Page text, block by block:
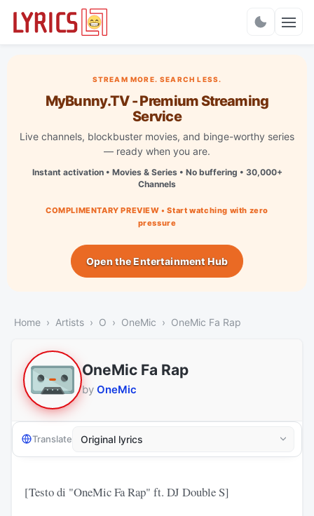
STREAM MORE. SEARCH LESS.
MyBunny.TV - Premium Streaming
Service
Live channels, blockbuster movies, and binge-worthy series
— ready when you are.
Instant activation • Movies & Series • No buffering • 30,000+
Channels
COMPLIMENTARY PREVIEW • Start watching with zero
pressure
Open the Entertainment Hub
Home Artists O OneMic OneMic Fa Rap
OneMic Fa Rap
by OneMic
Translate
[Testo di "OneMic Fa Rap" ft. DJ Double S]